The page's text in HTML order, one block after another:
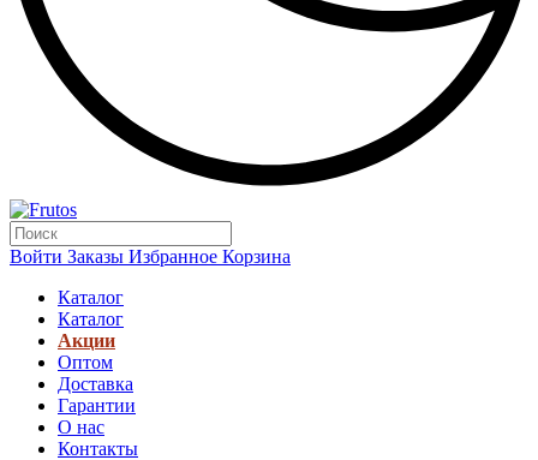
Войти Заказы Избранное Корзина
Каталог
Каталог
Акции
Оптом
Доставка
Гарантии
О нас
Контакты